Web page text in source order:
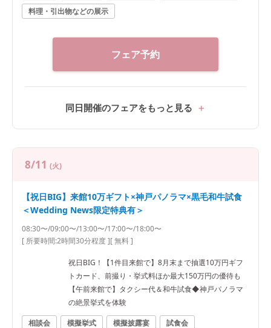
料理・引出物などの展示
フェア予約
同日開催のフェアをもっと見る
8/11 (火)
【祝日BIG】来館10万ギフト×神戸パノラマ×黒毛和牛試食
＜Wedding News限定特典有＞
08:30〜/09:00〜/13:00〜/17:00〜/18:00〜
[ 所要時間:2時間30分程度][ 無料 ]
祝日BIG！【1件目来館で】8月末まで抽選10万円ギフ
トカード、前撮り・挙式料ほか最大150万円の優待も
【午前来館で】タクシー代＆和牛試食◆神戸パノラマ
の絶景挙式を体験
相談会
模擬挙式 模擬披露宴
試食会